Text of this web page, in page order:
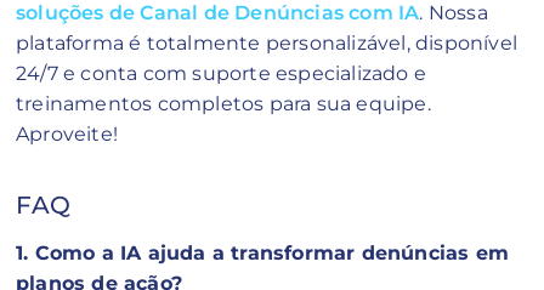
soluções de Canal de Denúncias com IA. Nossa
plataforma é totalmente personalizável, disponível
24/7 e conta com suporte especializado e
treinamentos completos para sua equipe.
Aproveite!
FAQ
1. Como a IA ajuda a transformar denúncias em
planos de ação?